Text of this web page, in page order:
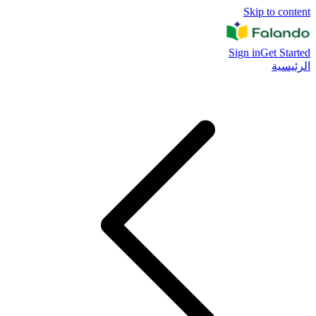
Skip to content
Sign inGet Started
الرئيسية